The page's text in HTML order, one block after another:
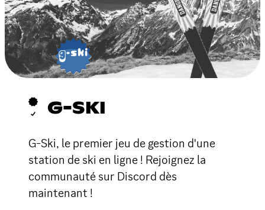
G-SKI
G-Ski, le premier jeu de gestion d'une
station de ski en ligne ! Rejoignez la
communauté sur Discord dès
maintenant !